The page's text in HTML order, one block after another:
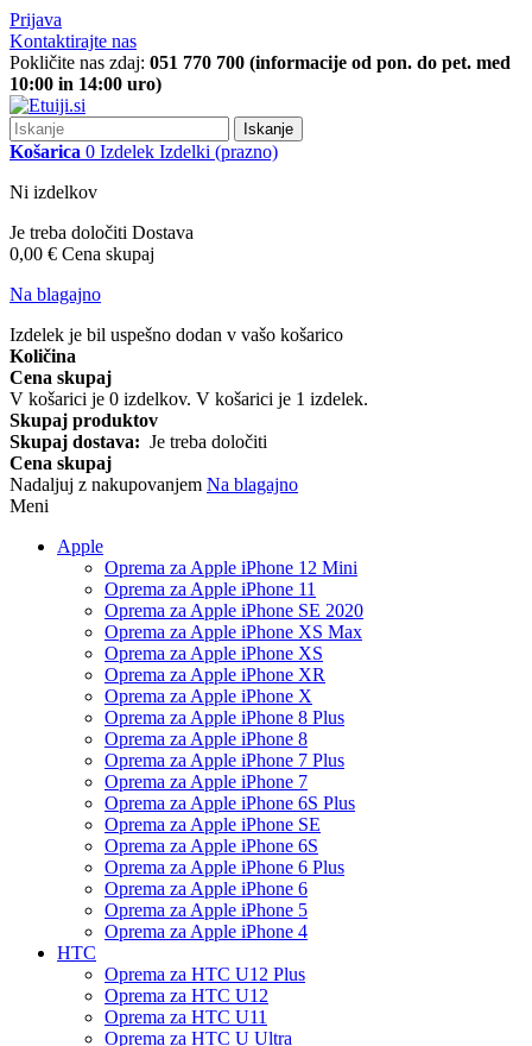
Prijava
Kontaktirajte nas
Pokličite nas zdaj: 051 770 700 (informacije od pon. do pet. med
10:00 in 14:00 uro)
Iskanje
Košarica 0 Izdelek Izdelki (prazno)
Ni izdelkov
Je treba določiti Dostava
0,00 € Cena skupaj
Na blagajno
Izdelek je bil uspešno dodan v vašo košarico
Količina
Cena skupaj
V košarici je 0 izdelkov. V košarici je 1 izdelek.
Skupaj produktov
Skupaj dostava: Je treba določiti
Cena skupaj
Nadaljuj z nakupovanjem Na blagajno
Meni
Apple
Oprema za Apple iPhone 12 Mini
Oprema za Apple iPhone 11
Oprema za Apple iPhone SE 2020
Oprema za Apple iPhone XS Max
Oprema za Apple iPhone XS
Oprema za Apple iPhone XR
Oprema za Apple iPhone X
Oprema za Apple iPhone 8 Plus
Oprema za Apple iPhone 8
Oprema za Apple iPhone 7 Plus
Oprema za Apple iPhone 7
Oprema za Apple iPhone 6S Plus
Oprema za Apple iPhone SE
Oprema za Apple iPhone 6S
Oprema za Apple iPhone 6 Plus
Oprema za Apple iPhone 6
Oprema za Apple iPhone 5
Oprema za Apple iPhone 4
HTC
Oprema za HTC U12 Plus
Oprema za HTC U12
Oprema za HTC U11
Oprema za HTC U Ultra